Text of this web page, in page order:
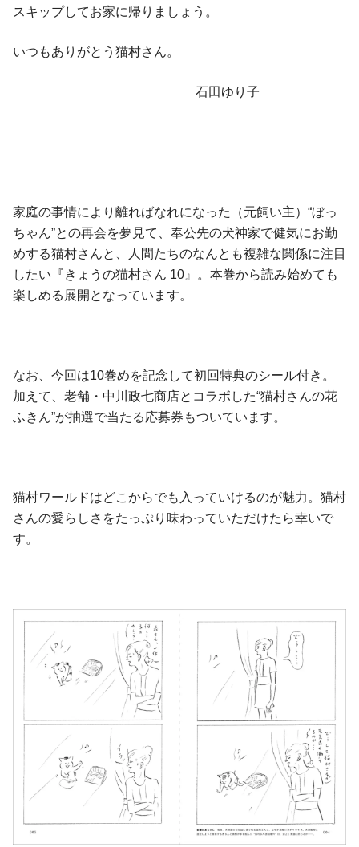
スキップしてお家に帰りましょう。
いつもありがとう猫村さん。
石田ゆり子
家庭の事情により離ればなれになった（元飼い主）“ぼっ
ちゃん”との再会を夢見て、奉公先の犬神家で健気にお勤
めする猫村さんと、人間たちのなんとも複雑な関係に注目
したい『きょうの猫村さん 10』。本巻から読み始めても
楽しめる展開となっています。
なお、今回は10巻めを記念して初回特典のシール付き。
加えて、老舗・中川政七商店とコラボした“猫村さんの花
ふきん”が抽選で当たる応募券もついています。
猫村ワールドはどこからでも入っていけるのが魅力。猫村
さんの愛らしさをたっぷり味わっていただけたら幸いで
す。